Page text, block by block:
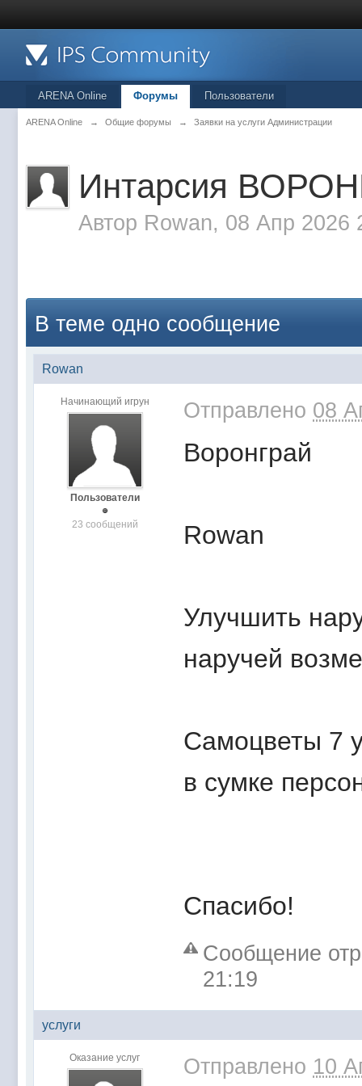
ARENA Online Форумы Пользователи
ARENA Online → Общие форумы → Заявки на услуги Администрации
Интарсия
Автор Rowan, 08 Апр 2026
В теме одно сообщение
Rowan
Начинающий игрун
Пользователи
23 сообщений
Отправлено 08
Воронграй
Rowan
Улучшить
наручей
Самоцветы 7
в сумке
Спасибо!
Сообщение
21:19
услуги
Оказание услуг Отправлено 10